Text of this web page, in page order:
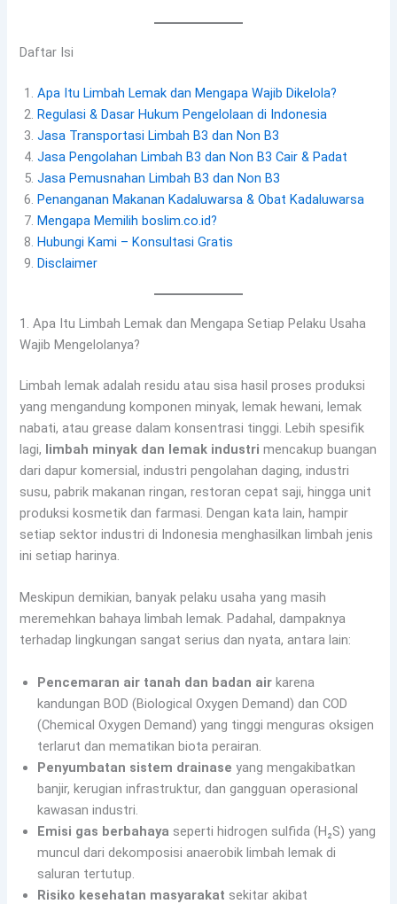
Daftar Isi
Apa Itu Limbah Lemak dan Mengapa Wajib Dikelola?
Regulasi & Dasar Hukum Pengelolaan di Indonesia
Jasa Transportasi Limbah B3 dan Non B3
Jasa Pengolahan Limbah B3 dan Non B3 Cair & Padat
Jasa Pemusnahan Limbah B3 dan Non B3
Penanganan Makanan Kadaluwarsa & Obat Kadaluwarsa
Mengapa Memilih boslim.co.id?
Hubungi Kami – Konsultasi Gratis
Disclaimer
1. Apa Itu Limbah Lemak dan Mengapa Setiap Pelaku Usaha
Wajib Mengelolanya?
Limbah lemak adalah residu atau sisa hasil proses produksi
yang mengandung komponen minyak, lemak hewani, lemak
nabati, atau grease dalam konsentrasi tinggi. Lebih spesifik
lagi, limbah minyak dan lemak industri mencakup buangan
dari dapur komersial, industri pengolahan daging, industri
susu, pabrik makanan ringan, restoran cepat saji, hingga unit
produksi kosmetik dan farmasi. Dengan kata lain, hampir
setiap sektor industri di Indonesia menghasilkan limbah jenis
ini setiap harinya.
Meskipun demikian, banyak pelaku usaha yang masih
meremehkan bahaya limbah lemak. Padahal, dampaknya
terhadap lingkungan sangat serius dan nyata, antara lain:
Pencemaran air tanah dan badan air karena
kandungan BOD (Biological Oxygen Demand) dan COD
(Chemical Oxygen Demand) yang tinggi menguras oksigen
terlarut dan mematikan biota perairan.
Penyumbatan sistem drainase yang mengakibatkan
banjir, kerugian infrastruktur, dan gangguan operasional
kawasan industri.
Emisi gas berbahaya seperti hidrogen sulfida (H₂S) yang
muncul dari dekomposisi anaerobik limbah lemak di
saluran tertutup.
Risiko kesehatan masyarakat sekitar akibat